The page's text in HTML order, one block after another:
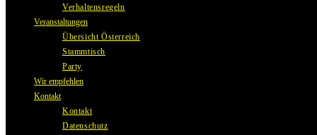
Verhaltensregeln
Veranstaltungen
Übersicht Österreich
Stammtisch
Party
Wir empfehlen
Kontakt
Kontakt
Datenschutz